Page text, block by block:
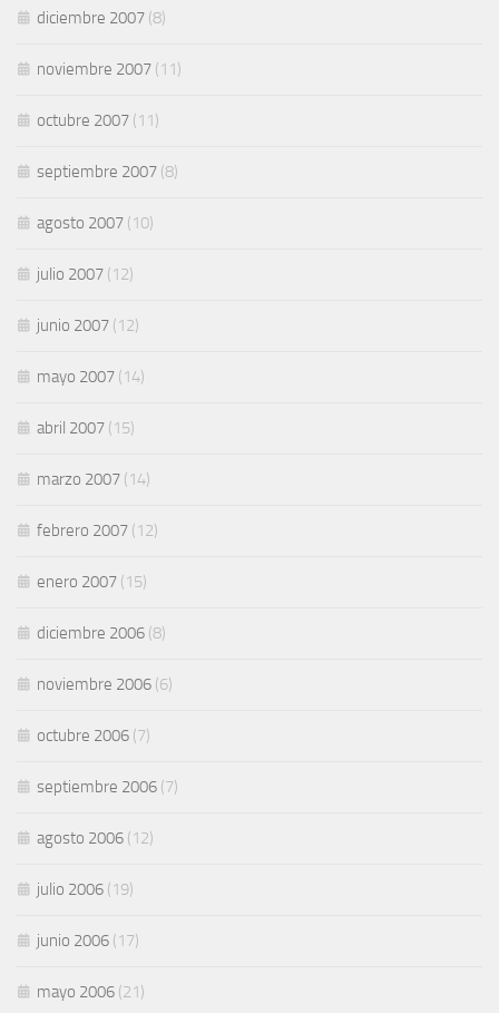
diciembre 2007 (8)
noviembre 2007 (11)
octubre 2007 (11)
septiembre 2007 (8)
agosto 2007 (10)
julio 2007 (12)
junio 2007 (12)
mayo 2007 (14)
abril 2007 (15)
marzo 2007 (14)
febrero 2007 (12)
enero 2007 (15)
diciembre 2006 (8)
noviembre 2006 (6)
octubre 2006 (7)
septiembre 2006 (7)
agosto 2006 (12)
julio 2006 (19)
junio 2006 (17)
mayo 2006 (21)